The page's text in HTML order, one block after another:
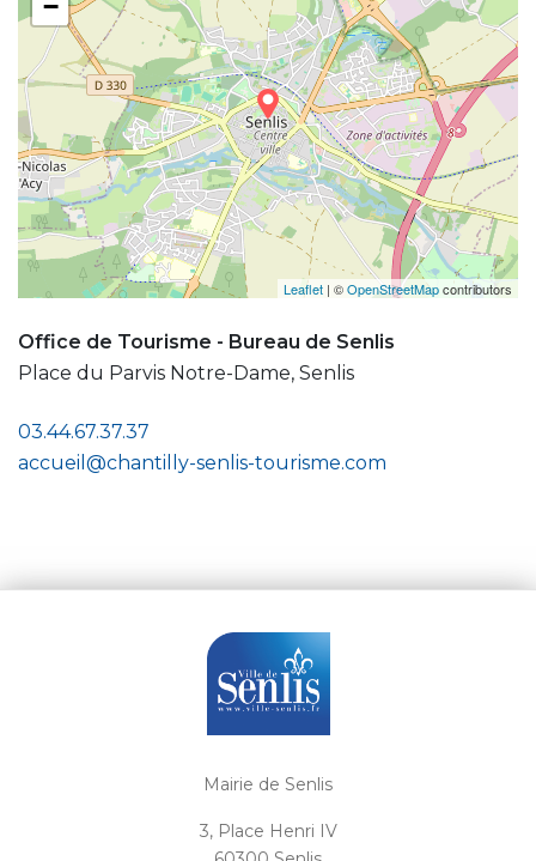
−
Leaflet | ©OpenStreetMapcontributors
Office de Tourisme - Bureau de Senlis
Place du Parvis Notre-Dame, Senlis
03.44.67.37.37
accueil@chantilly-senlis-tourisme.com
Mairie de Senlis
3, Place Henri IV